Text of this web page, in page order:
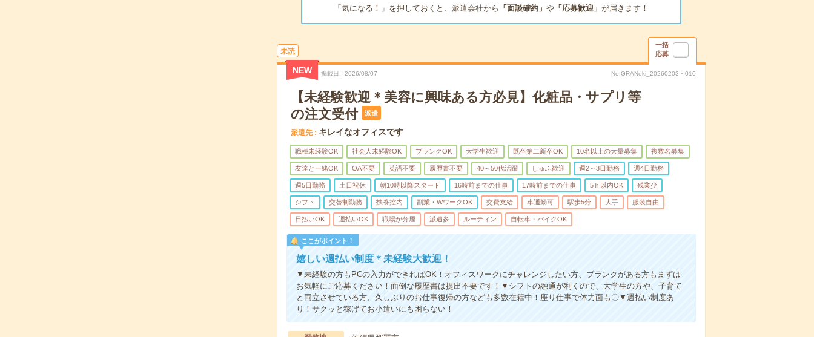
「気になる！」を押しておくと、派遣会社から 「面談確約」 や「応募歓迎」 が届きます！
未読
一括
応募
NEW 掲載日 2026/08/07 No.GRANoki_20260203・010
【未経験歓迎＊美容に興味ある方必見】化粧品・サプリ等
の注文受付
派遣
派遣先 キレイなオフィスです
職種未経験OK 社会人未経験OK ブランクOK 大学生歓迎 既卒第二新卒OK 10名以上の大量募集 複数名募集
友達と一緒OK OA不要 英語不要 履歴書不要 40～50代活躍 しゅふ歓迎 週2～3日勤務 週4日勤務
週5日勤務 土日祝休 朝10時以降スタート 16時前までの仕事 17時前までの仕事 5ｈ以内OK 残業少
シフト 交替制勤務 扶養控内 副業・WワークOK 交費支給 車通勤可 駅歩5分 大手 服装自由
日払いOK 週払いOK 職場が分煙 派遣多 ルーティン 自転車・バイクOK
ここがポイント！
嬉しい週払い制度＊未経験大歓迎！
▼未経験の方もPCの入力ができればOK！オフィスワークにチャレンジしたい方、ブランクがある方もまずは
お気軽にご応募ください！面倒な履歴書は提出不要です！▼シフトの融通が利くので、大学生の方や、子育て
と両立させている方、久しぶりのお仕事復帰の方なども多数在籍中！座り仕事で体力面も〇▼週払い制度あ
り！サクッと稼げてお小遣いにも困らない！